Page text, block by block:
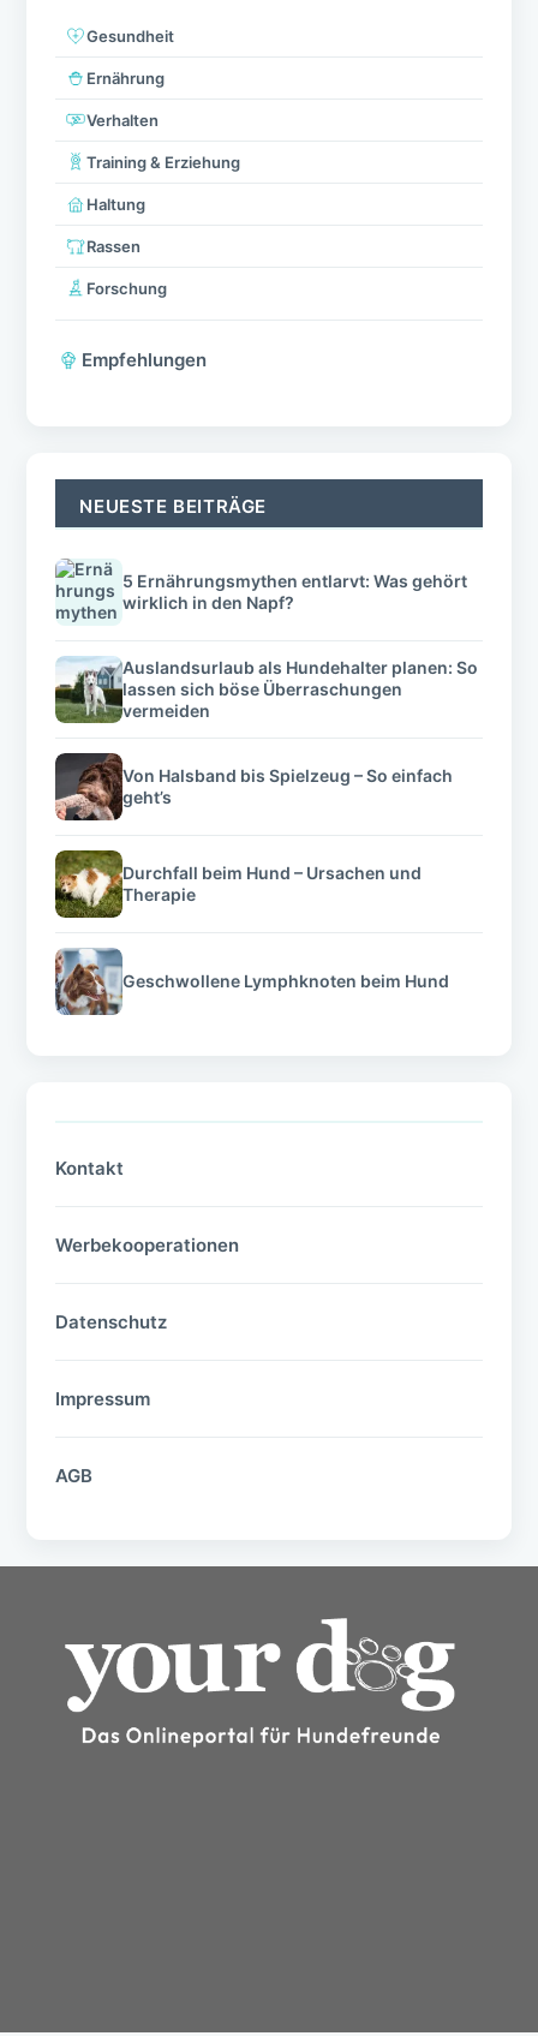
Gesundheit
Ernährung
Verhalten
Training & Erziehung
Haltung
Rassen
Forschung
Empfehlungen
NEUESTE BEITRÄGE
5 Ernährungsmythen entlarvt: Was gehört
wirklich in den Napf?
Auslandsurlaub als Hundehalter planen: So
lassen sich böse Überraschungen
vermeiden
Von Halsband bis Spielzeug – So einfach
geht’s
Durchfall beim Hund – Ursachen und
Therapie
Geschwollene Lymphknoten beim Hund
Kontakt
Werbekooperationen
Datenschutz
Impressum
AGB